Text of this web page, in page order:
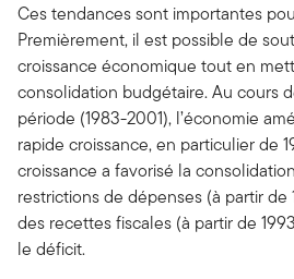
Ces tendances sont importantes
Premièrement, il est possible de
croissance économique tout en
consolidation budgétaire. Au cours
période (1983-2001), l’économie
rapide croissance, en particulier de
croissance a favorisé la
restrictions de dépenses (à partir de
des recettes fiscales (à partir de
le déficit.